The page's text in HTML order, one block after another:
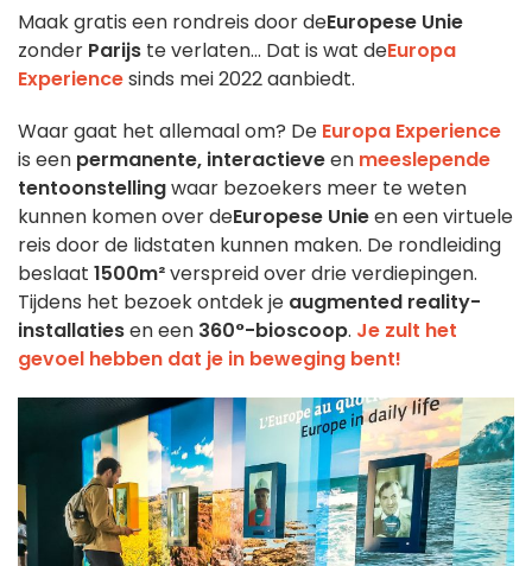
Maak gratis een rondreis door deEuropese Unie
zonder Parijs te verlaten... Dat is wat deEuropa
Experiencesinds mei 2022 aanbiedt.
Waar gaat het allemaal om? De Europa Experience
is een permanente, interactieveen meeslepende
tentoonstellingwaar bezoekers meer te weten
kunnen komen over deEuropese Unieen een virtuele
reis door de lidstaten kunnen maken. De rondleiding
beslaat 1500m²verspreid over drie verdiepingen.
Tijdens het bezoek ontdek je augmented reality-
installatiesen een 360°-bioscoop. Je zult het
gevoel hebben dat je in beweging bent!